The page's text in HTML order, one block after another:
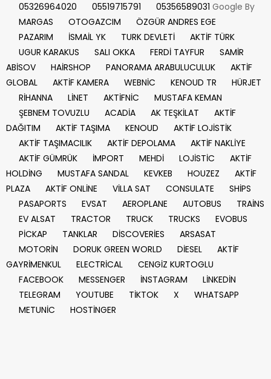
05326964020
05519715791 05356589031 Google By
MARGAS
OTOGAZCIM
ÖZGÜR ANDRES EGE
PAZARIM
İSMAİL YK TURK DEVLETİ
AKTİF TÜRK
UGUR KARAKUS
SALI OKKA FERDİ TAYFUR
SAMİR
ABİSOV
HAİRSHOP PANORAMA ARABULUCULUK
AKTİF
GLOBAL
AKTİF KAMERA WEBNİC KENOUD TR
HÜRJET
RİHANNA
LİNET AKTİFNİC
MUSTAFA KEMAN
ŞEBNEM TOVUZLU
ACADİA AK TEŞKİLAT
AKTİF
DAĞITIM
AKTİF TAŞIMA KENOUD
AKTİF LOJİSTİK
AKTİF TAŞIMACILIK
AKTİF DEPOLAMA
AKTİF NAKLİYE
AKTİF GÜMRÜK
İMPORT MEHDİ LOJİSTİC
AKTİF
HOLDİNG
MUSTAFA SANDAL KEVKEB HOUZEZ
AKTİF
PLAZA
AKTİF ONLİNE VİLLA SAT CONSULATE
SHİPS
PASAPORTS
EVSAT AEROPLANE AUTOBUS
TRAİNS
EV ALSAT
TRACTOR TRUCK TRUCKS
EVOBUS
PİCKAP
TANKLAR DİSCOVERİES
ARSASAT
MOTORİN
DORUK GREEN WORLD DİESEL
AKTİF
GAYRİMENKUL
ELECTRİCAL
CENGİZ KURTOGLU
FACEBOOK
MESSENGER İNSTAGRAM
LİNKEDİN
TELEGRAM
YOUTUBE TİKTOK X
WHATSAPP
METUNİC
HOSTİNGER